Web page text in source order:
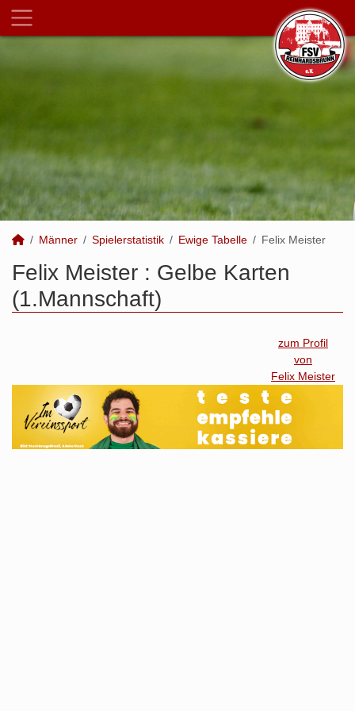
Männer Spielerstatistik Ewige Tabelle Felix Meister
Felix Meister : Gelbe Karten
(1.Mannschaft)
zum Profil
von
Felix Meister